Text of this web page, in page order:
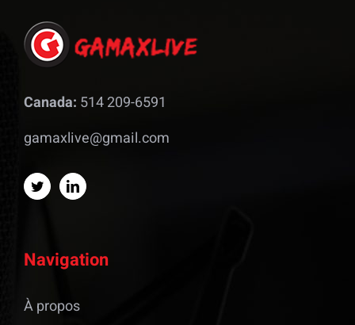
Canada: 514 209-6591
gamaxlive@gmail.com
Navigation
À propos